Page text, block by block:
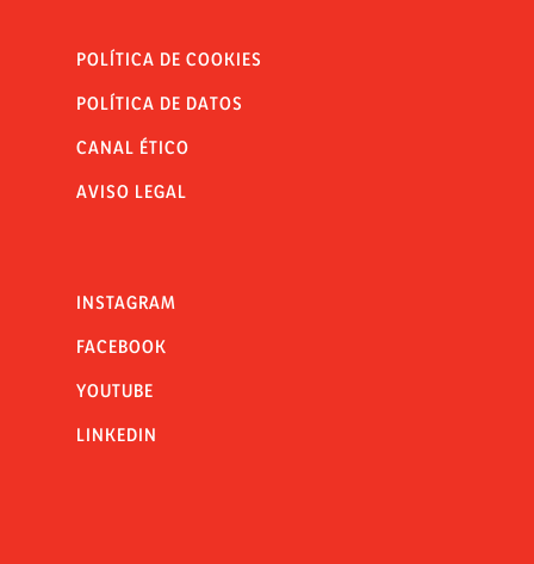
POLÍTICA DE COOKIES
POLÍTICA DE DATOS
CANAL ÉTICO
AVISO LEGAL
INSTAGRAM
FACEBOOK
YOUTUBE
LINKEDIN